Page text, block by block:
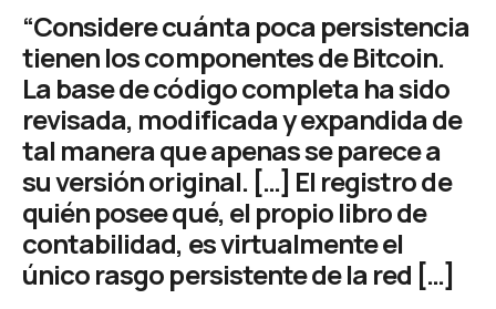
“Considere cuánta poca persistencia
tienen los componentes de Bitcoin.
La base de código completa ha sido
revisada, modificada y expandida de
tal manera que apenas se parece a
su versión original. […] El registro de
quién posee qué, el propio libro de
contabilidad, es virtualmente el
único rasgo persistente de la red […]